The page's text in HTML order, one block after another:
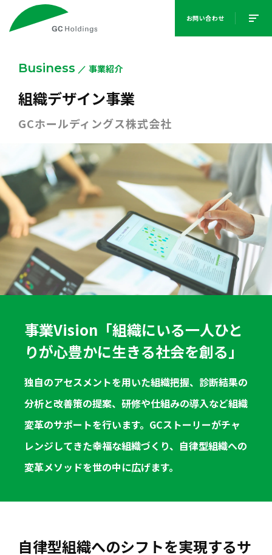
お問い合わせ
Business 事業紹介
組織デザイン事業
GCホールディングス株式会社
事業Vision「組織にいる一人ひと
りが心豊かに生きる社会を創る」
独自のアセスメントを用いた組織把握、診断結果の
分析と改善策の提案、研修や仕組みの導入など組織
変革のサポートを行います。GCストーリーがチャ
レンジしてきた幸福な組織づくり、自律型組織への
変革メソッドを世の中に広げます。
自律型組織へのシフトを実現するサ